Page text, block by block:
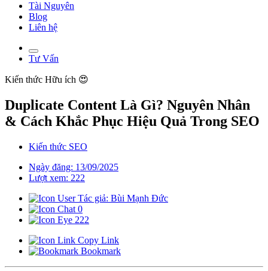
Tài Nguyên
Blog
Liên hệ
Tư Vấn
Kiến thức Hữu ích 😍
Duplicate Content Là Gì? Nguyên Nhân
& Cách Khắc Phục Hiệu Quả Trong SEO
Kiến thức SEO
Ngày đăng: 13/09/2025
Lượt xem: 222
Tác giả: Bùi Mạnh Đức
0
222
Copy Link
Bookmark